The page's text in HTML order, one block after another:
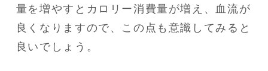
量を増やすとカロリー消費量が増え、血流が
良くなりますので、この点も意識してみると
良いでしょう。